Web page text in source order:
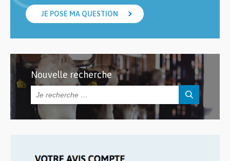
JE POSE MA QUESTION
Nouvelle recherche